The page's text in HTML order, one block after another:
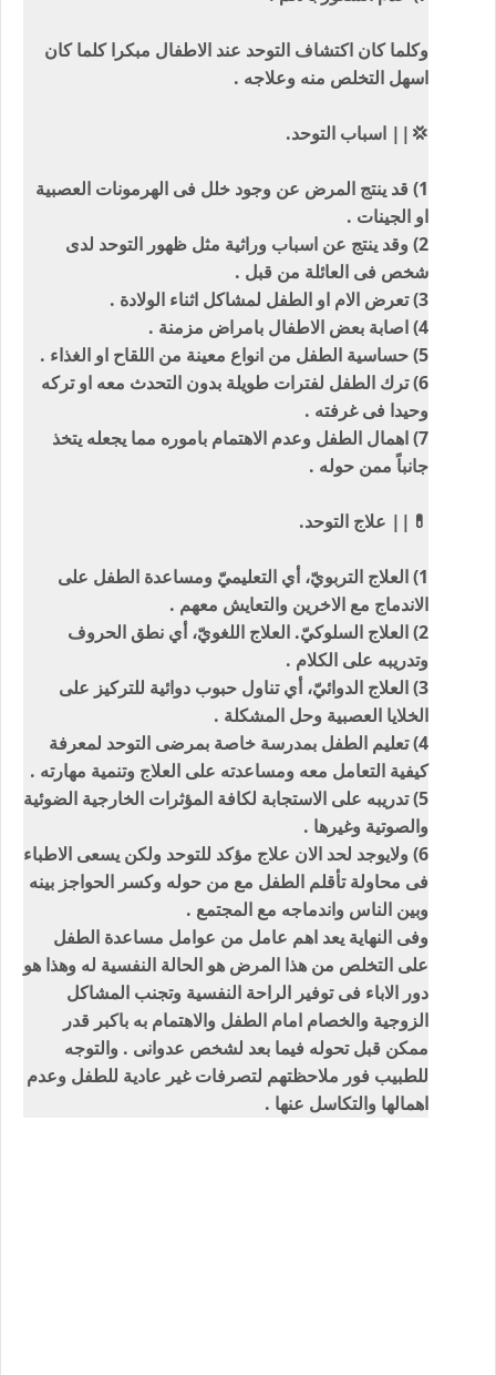
وكلما كان اكتشاف التوحد عند الاطفال مبكرا كلما كان
اسهل التخلص منه وعلاجه .
💢|| اسباب التوحد.
1) قد ينتج المرض عن وجود خلل فى الهرمونات العصبية
او الجينات .
2) وقد ينتج عن اسباب وراثية مثل ظهور التوحد لدى
شخص فى العائلة من قبل .
3) تعرض الام او الطفل لمشاكل اثناء الولادة .
4) اصابة بعض الاطفال بامراض مزمنة .
5) حساسية الطفل من انواع معينة من اللقاح او الغذاء .
6) ترك الطفل لفترات طويلة بدون التحدث معه او تركه
وحيدا فى غرفته .
7) اهمال الطفل وعدم الاهتمام باموره مما يجعله يتخذ
جانباً ممن حوله .
💊|| علاج التوحد.
1) العلاج التربويّ، أي التعليميّ ومساعدة الطفل على
الاندماج مع الاخرين والتعايش معهم .
2) العلاج السلوكيّ. العلاج اللغويّ، أي نطق الحروف
وتدريبه على الكلام .
3) العلاج الدوائيّ، أي تناول حبوب دوائية للتركيز على
الخلايا العصبية وحل المشكلة .
4) تعليم الطفل بمدرسة خاصة بمرضى التوحد لمعرفة
كيفية التعامل معه ومساعدته على العلاج وتنمية مهارته .
5) تدريبه على الاستجابة لكافة المؤثرات الخارجية الضوئية
والصوتية وغيرها .
6) ولايوجد لحد الان علاج مؤكد للتوحد ولكن يسعى الاطباء
فى محاولة تأقلم الطفل مع من حوله وكسر الحواجز بينه
وبين الناس واندماجه مع المجتمع .
وفى النهاية يعد اهم عامل من عوامل مساعدة الطفل
على التخلص من هذا المرض هو الحالة النفسية له وهذا هو
دور الاباء فى توفير الراحة النفسية وتجنب المشاكل
الزوجية والخصام امام الطفل والاهتمام به باكبر قدر
ممكن قبل تحوله فيما بعد لشخص عدوانى . والتوجه
للطبيب فور ملاحظتهم لتصرفات غير عادية للطفل وعدم
اهمالها والتكاسل عنها .